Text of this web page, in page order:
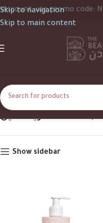
Skip to navigation
Skip to main content
promo code: NEW10
ريلاستيل Home Shop
Show sidebar